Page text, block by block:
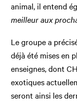
animal, il entend
meilleur aux
Le groupe a
déjà été mises en
enseignes, dont
exotiques
seront ainsi les